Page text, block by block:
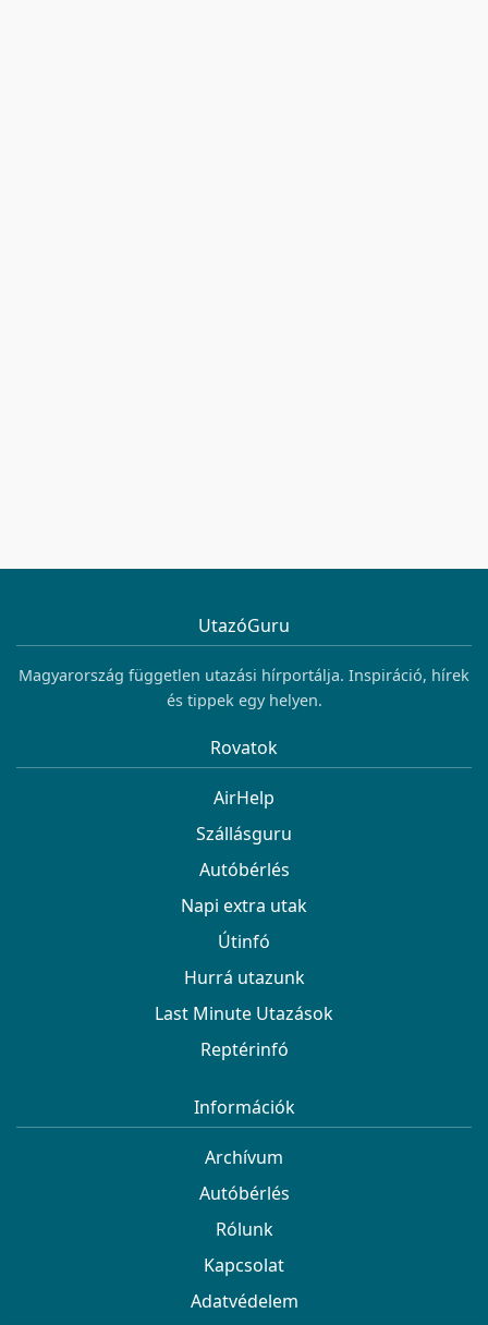
UtazóGuru
Magyarország független utazási hírportálja. Inspiráció, hírek
és tippek egy helyen.
Rovatok
AirHelp
Szállásguru
Autóbérlés
Napi extra utak
Útinfó
Hurrá utazunk
Last Minute Utazások
Reptérinfó
Információk
Archívum
Autóbérlés
Rólunk
Kapcsolat
Adatvédelem